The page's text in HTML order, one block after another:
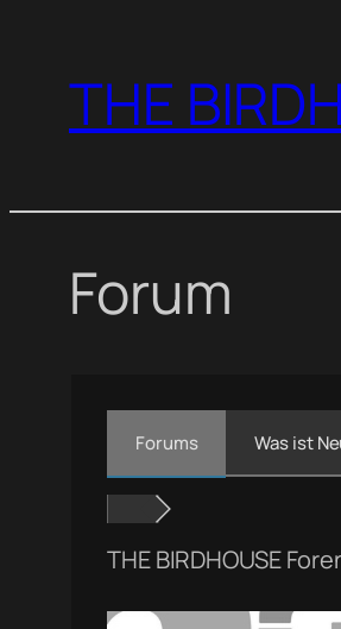
springenTHE
Forum
Forums Was ist
THE BIRDHOUSE